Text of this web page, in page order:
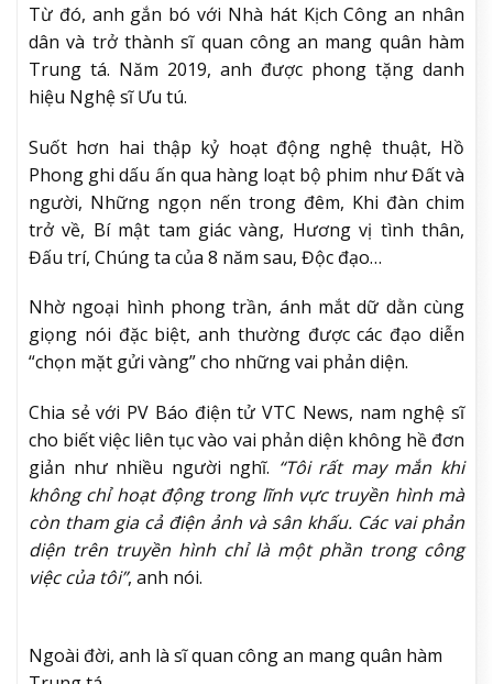
Từ đó, anh gắn bó với Nhà hát Kịch Công an nhân
dân và trở thành sĩ quan công an mang quân hàm
Trung tá. Năm 2019, anh được phong tặng danh
hiệu Nghệ sĩ Ưu tú.
Suốt hơn hai thập kỷ hoạt động nghệ thuật, Hồ
Phong ghi dấu ấn qua hàng loạt bộ phim như Đất và
người, Những ngọn nến trong đêm, Khi đàn chim
trở về, Bí mật tam giác vàng, Hương vị tình thân,
Đấu trí, Chúng ta của 8 năm sau, Độc đạo…
Nhờ ngoại hình phong trần, ánh mắt dữ dằn cùng
giọng nói đặc biệt, anh thường được các đạo diễn
“chọn mặt gửi vàng” cho những vai phản diện.
Chia sẻ với PV Báo điện tử VTC News, nam nghệ sĩ
cho biết việc liên tục vào vai phản diện không hề đơn
giản như nhiều người nghĩ. “Tôi rất may mắn khi
không chỉ hoạt động trong lĩnh vực truyền hình mà
còn tham gia cả điện ảnh và sân khấu. Các vai phản
diện trên truyền hình chỉ là một phần trong công
việc của tôi”, anh nói.
Ngoài đời, anh là sĩ quan công an mang quân hàm